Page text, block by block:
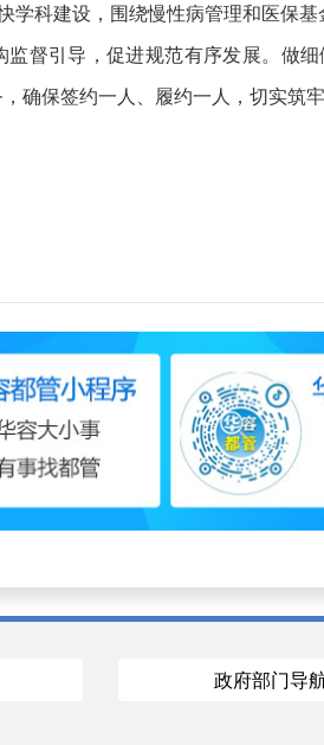
科建设，围绕慢性病管理和医保基
引导，促进规范有序发展。做细
确保签约一人、履约一人，切实筑牢
政府部门导